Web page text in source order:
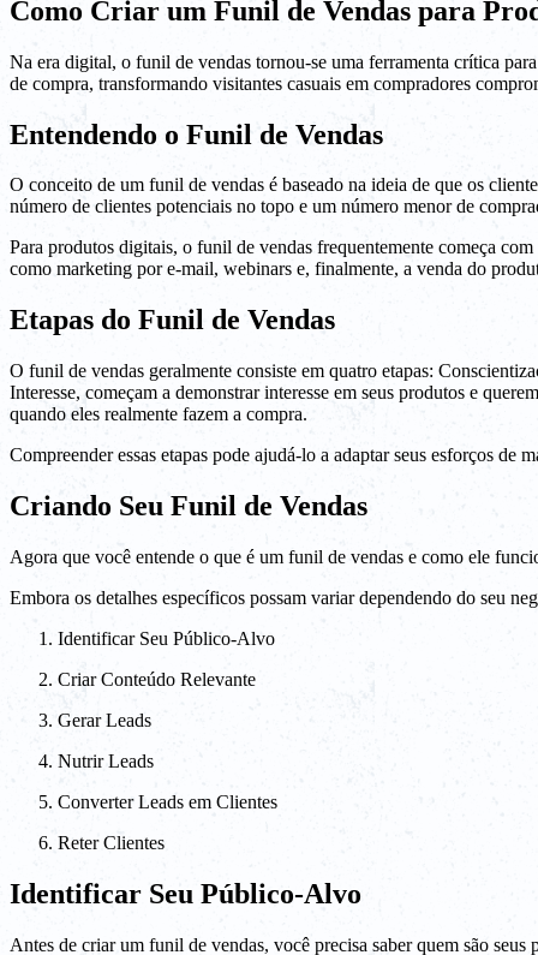
Como Criar um Funil de Vendas para
Na era digital, o funil de vendas tornou-se uma ferramenta crítica
de compra, transformando visitantes casuais em compradores
Entendendo o Funil de Vendas
O conceito de um funil de vendas é baseado na ideia de que os
número de clientes potenciais no topo e um número menor de
Para produtos digitais, o funil de vendas frequentemente começa
como marketing por e-mail, webinars e, finalmente, a venda do
Etapas do Funil de Vendas
O funil de vendas geralmente consiste em quatro etapas:
Interesse, começam a demonstrar interesse em seus produtos e
quando eles realmente fazem a compra.
Compreender essas etapas pode ajudá-lo a adaptar seus esforços de
Criando Seu Funil de Vendas
Agora que você entende o que é um funil de vendas e como ele
Embora os detalhes específicos possam variar dependendo do seu
Identificar Seu Público-Alvo
Criar Conteúdo Relevante
Gerar Leads
Nutrir Leads
Converter Leads em Clientes
Reter Clientes
Identificar Seu Público-Alvo
Antes de criar um funil de vendas, você precisa saber quem são